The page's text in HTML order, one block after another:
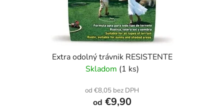
Extra odolný trávnik RESISTENTE
Skladom (1 ks)
od €8,05 bez DPH
od €9,90